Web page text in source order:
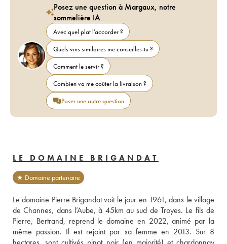
Posez une question à Margaux, notre
sommelière IA
Avec quel plat l'accorder ?
Quels vins similaires me conseilles-tu ?
Comment le servir ?
Combien va me coûter la livraison ?
Poser une autre question
LE DOMAINE BRIGANDAT
★ Domaine partenaire
Le domaine Pierre Brigandat voit le jour en 1961, dans le village
de Channes, dans l’Aube, à 45km au sud de Troyes. Le fils de
Pierre, Bertrand, reprend le domaine en 2022, animé par la
même passion. Il est rejoint par sa femme en 2013. Sur 8